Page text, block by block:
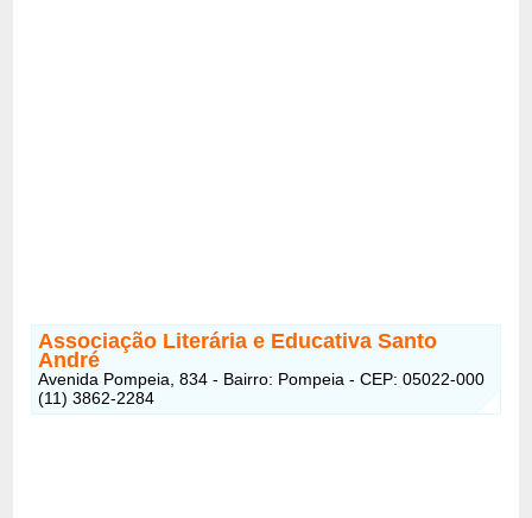
Associação Literária e Educativa Santo
André
Avenida Pompeia, 834 - Bairro: Pompeia - CEP: 05022-000
(11) 3862-2284